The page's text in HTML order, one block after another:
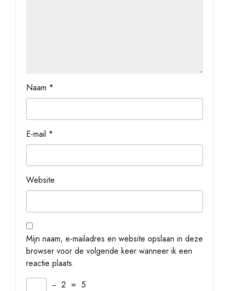
Naam *
E-mail *
Website
Mijn naam, e-mailadres en website opslaan in deze
browser voor de volgende keer wanneer ik een
reactie plaats.
− 2 = 5